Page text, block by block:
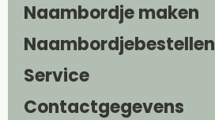
Naambordje maken
Naambordjebestellen
Service
Contactgegevens